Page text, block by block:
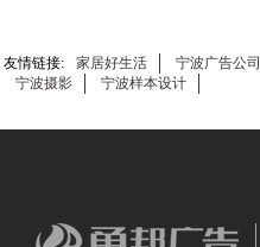
友情链接: 家居好生活 宁波广告公司
宁波摄影
宁波样本设计